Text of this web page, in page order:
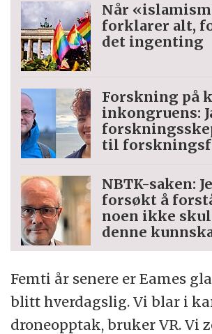
Når
forklarer alt,
det ingenting
Forskning på
inkongruens:
til
NBTK-saken:
forsøkt å
noen ikke
denne
Femti år senere er Eames
blitt hverdagslig. Vi blar i
droneopptak, bruker VR. Vi